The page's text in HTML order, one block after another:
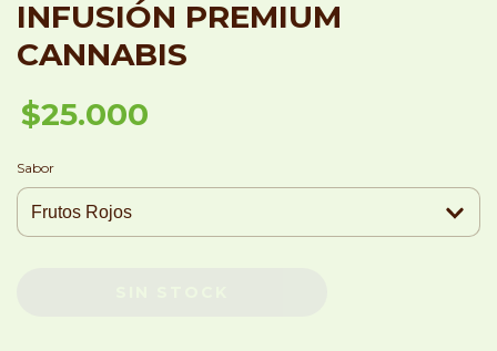
INFUSIÓN PREMIUM
CANNABIS
$25.000
Sabor